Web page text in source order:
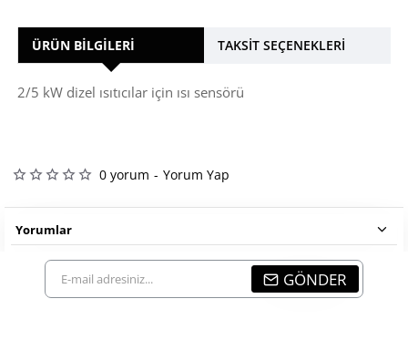
0 yorum - Yorum Yap
ÜRÜN BILGILERI TAKSIT SEÇENEKLERI
2/5 kW dizel ısıtıcılar için ısı sensörü
Yorumlar
E-
mail
GÖNDER